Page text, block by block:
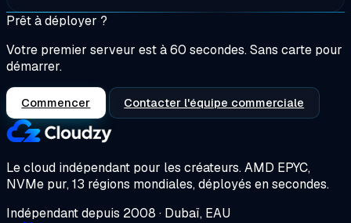
Prêt à déployer ?
Votre premier serveur est à 60 secondes. Sans carte pour
démarrer.
Commencer Contacter l'équipe commerciale
Le cloud indépendant pour les créateurs.AMD EPYC,
NVMe pur, 13 régions mondiales, déployés en secondes.
Indépendant depuis 2008 · Dubaï, EAU